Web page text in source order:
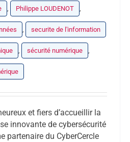
, Philippe LOUDENOT ,
, securite de l'information
, sécurité numérique ,
et fiers d’accueillir la
innovante de cybersécurité
partenaire du CyberCercle